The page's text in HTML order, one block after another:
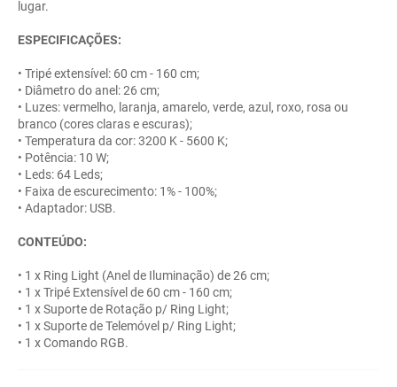
lugar.
ESPECIFICAÇÕES:
• Tripé extensível: 60 cm - 160 cm;
• Diâmetro do anel: 26 cm;
• Luzes: vermelho, laranja, amarelo, verde, azul, roxo, rosa ou
branco (cores claras e escuras);
• Temperatura da cor: 3200 K - 5600 K;
• Potência: 10 W;
• Leds: 64 Leds;
• Faixa de escurecimento: 1% - 100%;
• Adaptador: USB.
CONTEÚDO:
• 1 x Ring Light (Anel de Iluminação) de 26 cm;
• 1 x Tripé Extensível de 60 cm - 160 cm;
• 1 x Suporte de Rotação p/ Ring Light;
• 1 x Suporte de Telemóvel p/ Ring Light;
• 1 x Comando RGB.